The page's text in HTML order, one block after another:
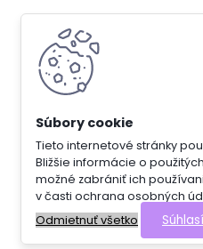
Tieto internetové stránky
Bližšie informácie o
možné zabrániť ich
v časti ochrana osobných
Odmietnuť všetko